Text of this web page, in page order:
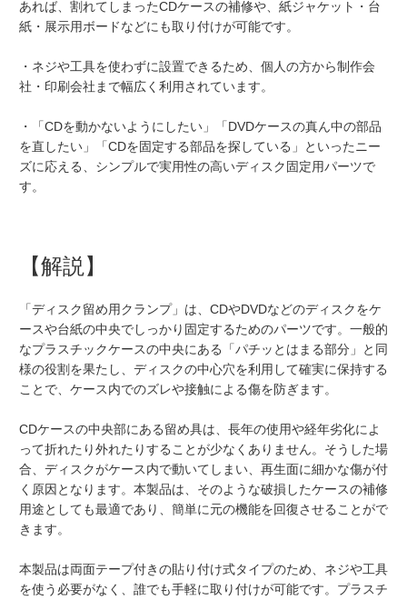
あれば、割れてしまったCDケースの補修や、紙ジャケット・台
紙・展示用ボードなどにも取り付けが可能です。
・ネジや工具を使わずに設置できるため、個人の方から制作会
社・印刷会社まで幅広く利用されています。
・「CDを動かないようにしたい」「DVDケースの真ん中の部品
を直したい」「CDを固定する部品を探している」といったニー
ズに応える、シンプルで実用性の高いディスク固定用パーツで
す。
【解説】
「ディスク留め用クランプ」は、CDやDVDなどのディスクをケ
ースや台紙の中央でしっかり固定するためのパーツです。一般的
なプラスチックケースの中央にある「パチッとはまる部分」と同
様の役割を果たし、ディスクの中心穴を利用して確実に保持する
ことで、ケース内でのズレや接触による傷を防ぎます。
CDケースの中央部にある留め具は、長年の使用や経年劣化によ
って折れたり外れたりすることが少なくありません。そうした場
合、ディスクがケース内で動いてしまい、再生面に細かな傷が付
く原因となります。本製品は、そのような破損したケースの補修
用途としても最適であり、簡単に元の機能を回復させることがで
きます。
本製品は両面テープ付きの貼り付け式タイプのため、ネジや工具
を使う必要がなく、誰でも手軽に取り付けが可能です。プラスチ